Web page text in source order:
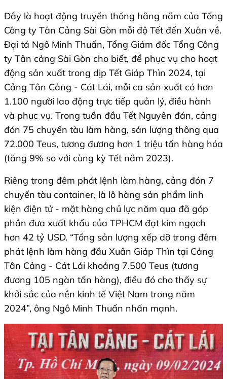
Đây là hoạt động truyền thống hằng năm của Tổng
Công ty Tân Cảng Sài Gòn mỗi độ Tết đến Xuân về.
Đại tá Ngô Minh Thuấn, Tổng Giám đốc Tổng Công
ty Tân cảng Sài Gòn cho biết, để phục vụ cho hoạt
động sản xuất trong dịp Tết Giáp Thìn 2024, tại
Cảng Tân Cảng - Cát Lái, mỗi ca sản xuất có hơn
1.100 người lao động trực tiếp quản lý, điều hành
và phục vụ. Trong tuần đầu Tết Nguyên đán, cảng
đón 75 chuyến tàu làm hàng, sản lượng thông qua
72.000 Teus, tương đương hơn 1 triệu tấn hàng hóa
(tăng 9% so với cùng kỳ Tết năm 2023).
Riêng trong đêm phát lệnh làm hàng, cảng đón 7
chuyến tàu container, là lô hàng sản phẩm linh
kiện điện tử - mặt hàng chủ lực năm qua đã góp
phần đưa xuất khẩu của TPHCM đạt kim ngạch
hơn 42 tỷ USD. “Tổng sản lượng xếp dỡ trong đêm
phát lệnh làm hàng đầu Xuân Giáp Thìn tại Cảng
Tân Cảng - Cát Lái khoảng 7.500 Teus (tương
đương 105 ngàn tấn hàng), điều đó cho thấy sự
khởi sắc của nền kinh tế Việt Nam trong năm
2024”, ông Ngô Minh Thuấn nhấn mạnh.